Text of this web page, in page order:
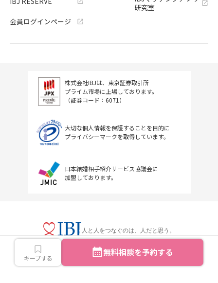
キープする 無料相談を予約する
会員ログインページ
研究室
株式会社IBJは、東京証券取引所
プライム市場に上場しております。
（証券コード：6071）
大切な個人情報を保護することを目的に
プライバシーマークを取得しています。
日本結婚相手紹介サービス協議会に
加盟しております。
人と人をつなぐのは、人だと思う。